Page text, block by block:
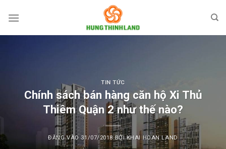
qua
TIN TỨC
Chính sách bán hàng căn hộ Xi Thủ
Thiêm Quận 2 như thế nào?
ĐĂNG VÀO31/07/2018 BỞIKHAI HOAN LAND